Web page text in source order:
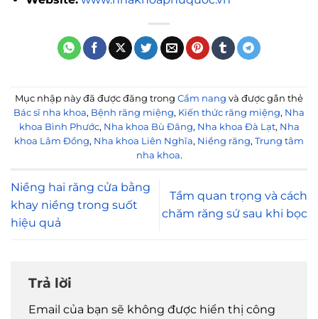
Mục nhập này đã được đăng trong Cẩm nang và được gắn thẻ
Bác sĩ nha khoa, Bệnh răng miệng, Kiến thức răng miệng, Nha
khoa Bình Phước, Nha khoa Bù Đăng, Nha khoa Đà Lạt, Nha
khoa Lâm Đồng, Nha khoa Liên Nghĩa, Niềng răng, Trung tâm
nha khoa.
Niềng hai răng cửa bằng
khay niềng trong suốt
hiệu quả
Tầm quan trọng và cách
chăm răng sứ sau khi bọc
Trả lời
Email của bạn sẽ không được hiển thị công